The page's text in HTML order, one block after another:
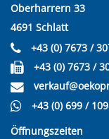
Oberharrern 33
4691 Schlatt
+43 (0) 7673 /
+43 (0) 7673 /
+43 (0) 699 /
Öffnungszeiten